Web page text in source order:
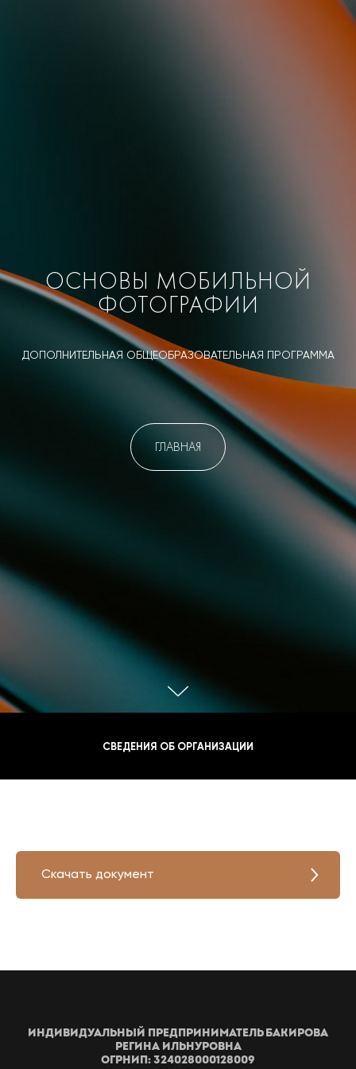
ОСНОВЫ МОБИЛЬНОЙ
ФОТОГРАФИИ
ДОПОЛНИТЕЛЬНАЯ ОБЩЕОБРАЗОВАТЕЛЬНАЯ ПРОГРАММА
ГЛАВНАЯ
СВЕДЕНИЯ ОБ ОРГАНИЗАЦИИ
Скачать документ
Индивидуальный предприниматель Бакирова
Регина Ильнуровна
ОГРНИП: 324028000128009